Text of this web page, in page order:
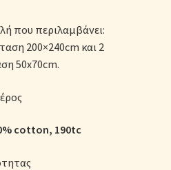
Άνεση
που περιλαμβάνει:
200×240cm και 2
50x70cm.
cotton, 190tc